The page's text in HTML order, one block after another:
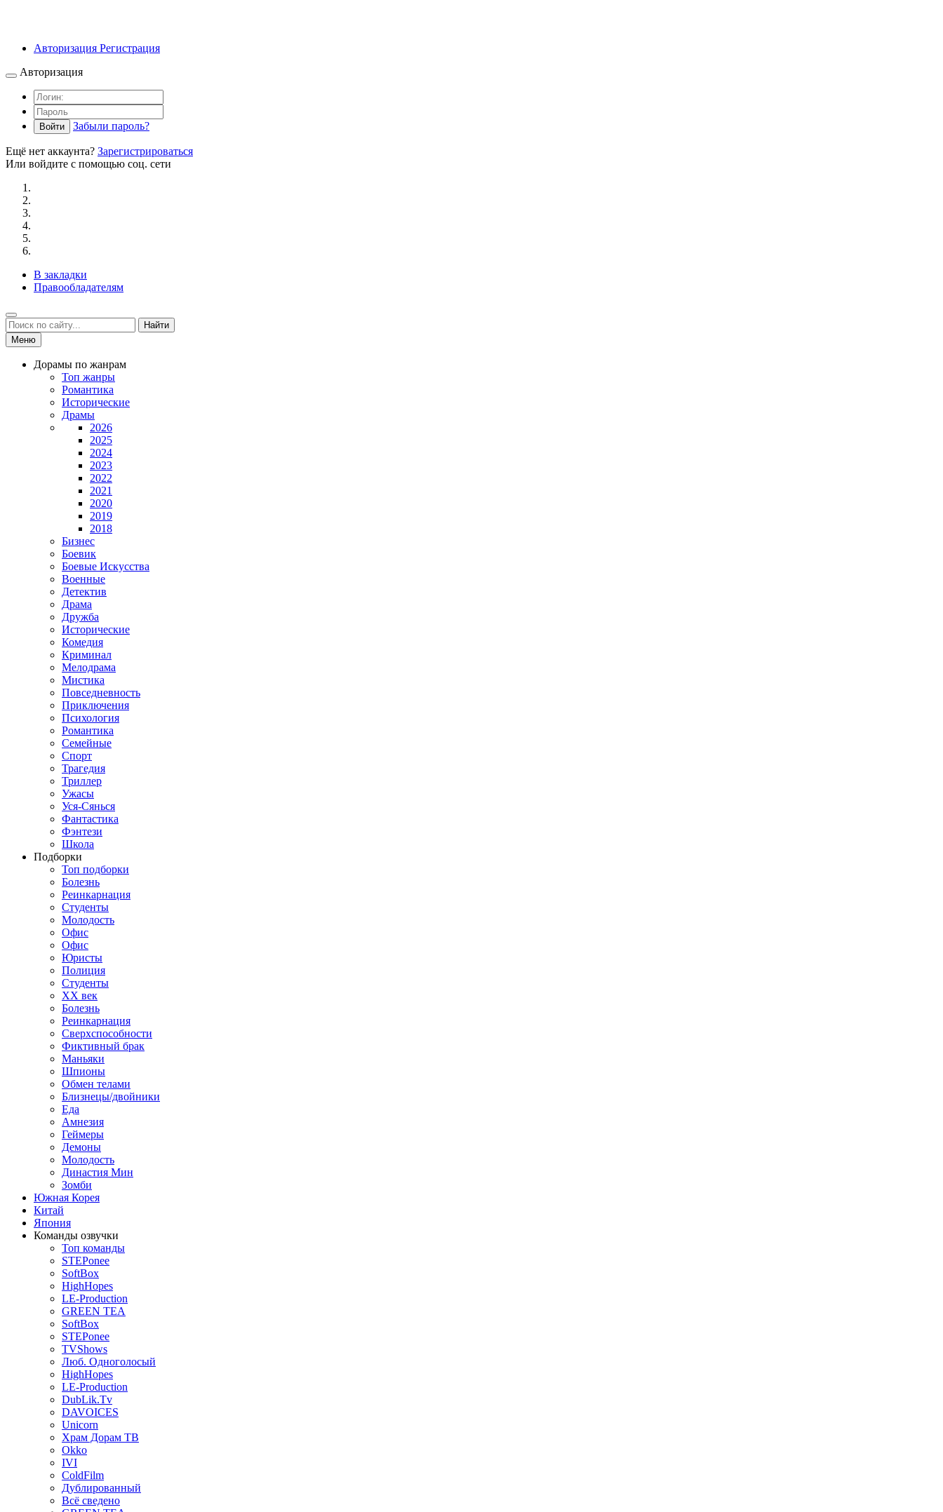
Авторизация Регистрация
Авторизация
Войти Забыли пароль?
Ещё нет аккаунта? Зарегистрироваться
Или войдите с помощью соц. сети
В закладки
Правообладателям
Найти
Меню
Дорамы по жанрам
Топ жанры
Романтика
Исторические
Драмы
2026
2025
2024
2023
2022
2021
2020
2019
2018
Бизнес
Боевик
Боевые Искусства
Военные
Детектив
Драма
Дружба
Исторические
Комедия
Криминал
Мелодрама
Мистика
Повседневность
Приключения
Психология
Романтика
Семейные
Спорт
Трагедия
Триллер
Ужасы
Уся-Сянься
Фантастика
Фэнтези
Школа
Подборки
Топ подборки
Болезнь
Реинкарнация
Студенты
Молодость
Офис
Офис
Юристы
Полиция
Студенты
ХХ век
Болезнь
Реинкарнация
Сверхспособности
Фиктивный брак
Маньяки
Шпионы
Обмен телами
Близнецы/двойники
Еда
Амнезия
Геймеры
Демоны
Молодость
Династия Мин
Зомби
Южная Корея
Китай
Япония
Команды озвучки
Топ команды
STEPonee
SoftBox
HighHopes
LE-Production
GREEN TEA
SoftBox
STEPonee
TVShows
Люб. Одноголосый
HighHopes
LE-Production
DubLik.Tv
DAVOICES
Unicorn
Храм Дорам ТВ
Okko
IVI
ColdFilm
Дублированный
Всё сведено